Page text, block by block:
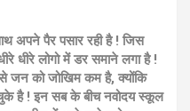
अपने पैर पसार रही है ! जिस
धीरे लोगो में डर समाने लगा है !
को जोखिम कम है, क्योंकि
चुके है ! इन सब के बीच नवोदय स्कूल